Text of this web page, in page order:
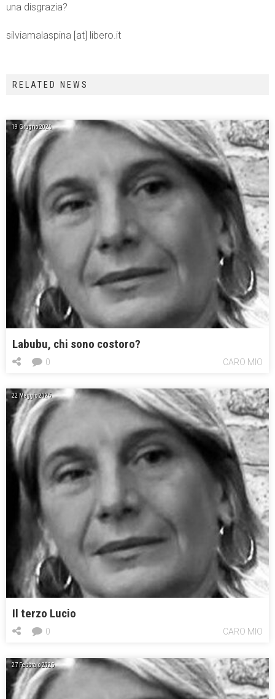
una disgrazia?
silviamalaspina [at] libero.it
RELATED NEWS
19 Giugno 2025
Labubu, chi sono costoro?
CARO MIO
0
22 Maggio 2025
Il terzo Lucio
CARO MIO
0
27 Febbraio 2025